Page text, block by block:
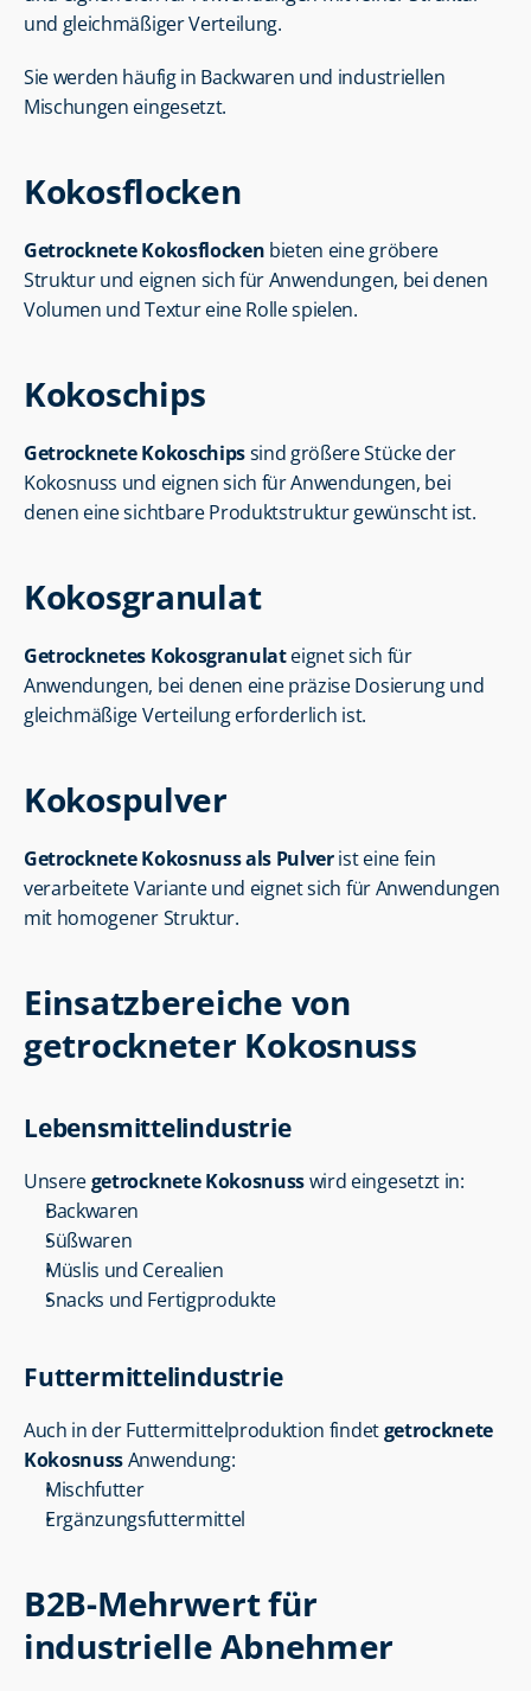
und gleichmäßiger Verteilung.
Sie werden häufig in Backwaren und industriellen
Mischungen eingesetzt.
Kokosflocken
Getrocknete Kokosflocken bieten eine gröbere
Struktur und eignen sich für Anwendungen, bei denen
Volumen und Textur eine Rolle spielen.
Kokoschips
Getrocknete Kokoschips sind größere Stücke der
Kokosnuss und eignen sich für Anwendungen, bei
denen eine sichtbare Produktstruktur gewünscht ist.
Kokosgranulat
Getrocknetes Kokosgranulat eignet sich für
Anwendungen, bei denen eine präzise Dosierung und
gleichmäßige Verteilung erforderlich ist.
Kokospulver
Getrocknete Kokosnuss als Pulver ist eine fein
verarbeitete Variante und eignet sich für Anwendungen
mit homogener Struktur.
Einsatzbereiche von
getrockneter Kokosnuss
Lebensmittelindustrie
Unsere getrocknete Kokosnuss wird eingesetzt in:
Backwaren
Süßwaren
Müslis und Cerealien
Snacks und Fertigprodukte
Futtermittelindustrie
Auch in der Futtermittelproduktion findet getrocknete
Kokosnuss Anwendung:
Mischfutter
Ergänzungsfuttermittel
B2B-Mehrwert für
industrielle Abnehmer